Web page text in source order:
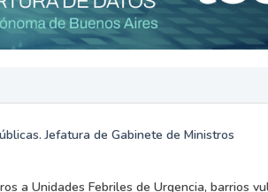
Jefatura de Gabinete de Ministros
a Unidades Febriles de Urgencia, barrios